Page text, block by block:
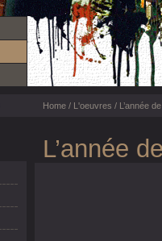
Home / L'oeuvres / L’année
L’année